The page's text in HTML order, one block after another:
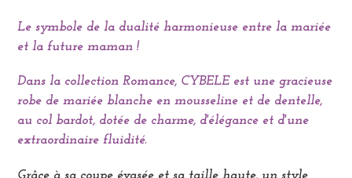
Le symbole de la dualité harmonieuse entre la mariée
et la future maman !
Dans la collection Romance, CYBELE est une gracieuse
robe de mariée blanche en mousseline et de dentelle,
au col bardot, dotée de charme, d'élégance et d'une
extraordinaire fluidité.
Grâce à sa coupe évasée et sa taille haute, un style